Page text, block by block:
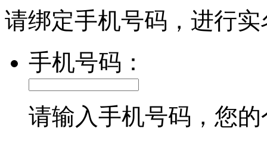
请绑定手机号码，进行
手机号码：
请输入手机号码，您